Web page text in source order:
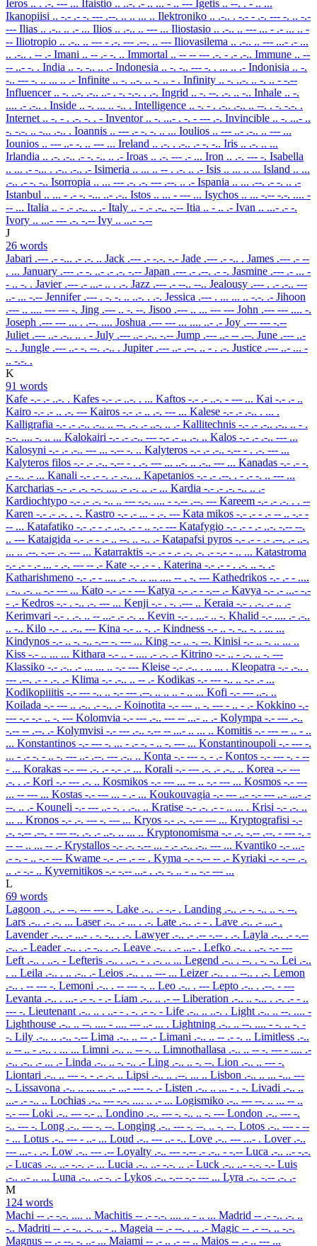
Ieros .. . .-. --- ... Ifaistio .. ..-. .- .. ... - .. --- Igetis .. --. . - .. ...
Ikanopiisi .. -.- .- -. --- .--. .. .. ... .. Ilektroniko .. .-.. . -.- - .-. --- -. .. -.-
--- Ilias .. .-.. .. .- ... Ilios .. .-.. .. --- ... Iliostasio .. .-.. .. --- ... - .- ... .. -
-- Iliotropio .. .-.. .. --- - .-. --- .--. .. --- Iliovasilema .. .-.. .. --- ...- .- ...
.. .-.. . -- .- Imani .. -- .- -. .. Immortal .. -- -- --- .-. - .- .-.. Immune .. --
-- ..- -. . India .. -. -.. .. .- Indonesia .. -. -.. --- -. . ... .. .- Indonisia .. -.
-.. --- -. .. ... .. .- Infinite .. -. ..-. .. -. .. - . Infinity .. -. ..-. .. -. .. - -.--
Influencer .. -. ..-. .-.. ..- . -. -.-. . .-. Ingrid .. -. --. .-. .. -.. Inhale .. -.
.... .- .-.. . Inside .. -. ... .. -.. . Intelligence .. -. - . .-.. .-.. .. --. . -. -.-. .
Internet .. -. - . .-. -. . - Inventor .. -. ...- . -. - --- .-. Invincible .. -. ...- ..
-. -.-. .. -... .-.. . Ioannis .. --- .- -. -. .. ... Ioulios .. --- ..- .-.. .. --- ...
Iounios .. --- ..- -. .. --- ... Ireland .. .-. . .-.. .- -. -.. Iris .. .-. .. ...
Irlandia .. .-. .-.. .- -. -.. .. .- Iroas .. .-. --- .- ... Iron .. .-. --- -. Isabella
.. ... .- -... . .-.. .-.. .- Isimeria .. ... .. -- . .-. .. .- Isis .. ... .. ... Island .. ...
.-.. .- -. -.. Isorropia .. ... --- .-. .-. --- .--. .. .- Ispania .. ... .--. .- -. .. .-
Istanbul .. ... - .- -. -... ..- .-.. Istos .. ... - --- ... Isychos .. ... -.-- -.-. .... -
-- ... Italia .. - .- .-.. .. .- Italy .. - .- .-.. -.-- Itia .. - .. .- Ivan .. ...- .- -.
Ivory .. ...- --- .-. -.-- Ivy .. ...- -.--
J
26 words
Jabari .--- .- -... .- .-. .. Jack .--- .- -.-. -.- Jade .--- .- -.. . James .--- .- --
. ... January .--- .- -. ..- .- .-. -.-- Japan .--- .- .--. .- -. Jasmine .--- .- ... -
- .. -. . Javier .--- .- ...- .. . .-. Jazz .--- .- --.. --.. Jealousy .--- . .- .-.. ---
..- ... -.-- Jennifer .--- . -. -. .. ..-. . .-. Jessica .--- . ... ... .. -.-. .- Jihoon
.--- .. .... --- --- -. Jing .--- .. -. --. Jisoo .--- .. ... --- --- John .--- --- .... -.
Joseph .--- --- ... . .--. .... Joshua .--- --- ... .... ..- .- Joy .--- --- -.--
Juliet .--- ..- .-.. .. . - July .--- ..- .-.. -.-- Jump .--- ..- -- .--. June .--- ..-
-. . Jungle .--- ..- -. --. .-.. . Jupiter .--- ..- .--. .. - . .-. Justice .--- ..- ... -
.. -.-. .
K
91 words
Kafe -.- .- ..-. . Kafes -.- .- ..-. . ... Kaftos -.- .- ..-. - --- ... Kai -.- .- ..
Kairo -.- .- .. .-. --- Kairos -.- .- .. .-. --- ... Kalese -.- .- .-.. . ... .
Kalligrafia -.- .- .-.. .-.. .. --. .-. .- ..-. .. .- Kallitechnis -.- .- .-.. .-.. .. - .
-.-. .... -. .. ... Kalokairi -.- .- .-.. --- -.- .- .. .-. .. Kalos -.- .- .-.. --- ...
Kalosyni -.- .- .-.. --- ... -.-- -. .. Kalyteros -.- .- .-.. -.-- - . .-. --- ...
Kalyteros filos -.- .- .-.. -.-- - . .-. --- ... ..-. .. .-.. --- ... Kanadas -.- .- -.
.- -.. .- ... Kanali -.- .- -. .- .-.. .. Kapetanios -.- .- .--. . - .- -. .. --- ...
Karcharias -.- .- .-. -.-. .... .- .-. .. .- ... Kardia -.- .- .-. -.. .. .-
Kardiochtypo -.- .- .-. -.. .. --- -.-. .... - -.-- .--. --- Kareem -.- .- .-. . . --
Karen -.- .- .-. . -. Kastro -.- .- ... - .-. --- Kata mikos -.- .- - .- -- .. -.- -
-- ... Katafatiko -.- .- - .- ..-. .- - .. -.- --- Katafygio -.- .- - .- ..-. -.-- --.
.. --- Kataigida -.- .- - .- .. --. .. -.. .- Katapafsi pyros -.- .- - .- .--. .- ..-.
... .. .--. -.-- .-. --- ... Katarraktis -.- .- - .- .-. .-. .- -.- - .. ... Katastroma
-.- .- - .- ... - .-. --- -- .- Kate -.- .- - . Katerina -.- .- - . .-. .. -. .-
Katharishmeno -.- .- - .... .- .-. .. ... .... -- . -. --- Kathedrikos -.- .- - ....
. -.. .-. .. -.- --- ... Kato -.- .- - --- Katya -.- .- - -.-- .- Kavya -.- .- ...- -.-
- .- Kedros -.- . -.. .-. --- ... Kenji -.- . -. .--- .. Keraia -.- . .-. .- .. .-
Kerimvari -.- . .-. .. -- ...- .- .-. .. Kevin -.- . ...- .. -. Khalid -.- .... .- .-..
.. -.. Kilo -.- .. .-.. --- Kina -.- .. -. .- Kindness -.- .. -. -.. -. . ... ...
Kindynos -.- .. -. -.. -.-- -. --- ... King -.- .. -. --. Kinisi -.- .. -. .. ... ..
Kiss -.- .. ... ... Kithara -.- .. - .... .- .-. .- Kitrino -.- .. - .-. .. -. ---
Klassiko -.- .-.. .- ... ... .. -.- --- Kleise -.- .-.. . .. ... . Kleopatra -.- .-.. .
--- .--. .- - .-. .- Klima -.- .-.. .. -- .- Kodikas -.- --- -.. .. -.- .- ...
Kodikopiiitis -.- --- -.. .. -.- --- .--. .. .. .. - .. ... Kofi -.- --- ..-. ..
Koilada -.- --- .. .-.. .- -.. .- Koinotita -.- --- .. -. --- - .. - .- Kokkino -.-
--- -.- -.- .. -. --- Kolomvia -.- --- .-.. --- -- ...- .. .- Kolympa -.- --- .-..
-.-- -- .--. .- Kolymvisi -.- --- .-.. -.-- -- ...- .. ... .. Komitis -.- --- -- .. - ..
... Konstantinos -.- --- -. ... - .- -. - .. -. --- ... Konstantinoupoli -.- --- -.
... - .- -. - .. -. --- ..- .--. --- .-.. .. Konta -.- --- -. - .- Kontos -.- --- -. - --
- ... Korakas -.- --- .-. .- -.- .- ... Korali -.- --- .-. .- .-.. .. Korea -.- ---
.-. . .- Kori -.- --- .-. .. Kosmikos -.- --- ... -- .. -.- --- ... Kosmos -.- ---
... -- --- ... Kostas -.- --- ... - .- ... Koukouvagia -.- --- ..- -.- --- ..- ...- .-
--. .. .- Kouneli -.- --- ..- -. . .-.. .. Kratise -.- .-. .- - .. ... . Krisi -.- .-. ..
... .. Kronos -.- .-. --- -. --- ... Kryos -.- .-. -.-- --- ... Kryptografisi -.-
.-. -.-- .--. - --- --. .-. .- ..-. .. ... .. Kryptonomisma -.- .-. -.-- .--. - --- -. -
-- -- .. ... -- .- Krystallos -.- .-. -.-- ... - .- .-.. .-.. --- ... Kvantiko -.- ...-
.- -. - .. -.- --- Kwame -.- .-- .- -- . Kyma -.- -.-- -- .- Kyriaki -.- -.-- .-.
.. .- -.- .. Kyvernitikos -.- -.-- ...- . .-. -. .. - .. -.- --- ...
L
69 words
Lagoon .-.. .- --. --- --- -. Lake .-.. .- -.- . Landing .-.. .- -. -.. .. -. --.
Lars .-.. .- .-. ... Laser .-.. .- ... . .-. Late .-.. .- - . Lave .-.. .- ...- .
Lavender .-.. .- ...- . -. -.. . .-. Lawyer .-.. .- .-- -.-- . .-. Layla .-.. .- -.--
.-.. .- Leader .-.. . .- -.. . .-. Leave .-.. . .- ...- . Lefko .-.. . ..-. -.- ---
Left .-.. . ..-. - Lefteris .-.. . ..-. - . .-. .. ... Legend .-.. . --. . -. -.. Lei .-..
. .. Leila .-.. . .. .-.. .- Leios .-.. . .. --- ... Leizer .-.. . .. --.. . .-. Lemon
.-.. . -- --- -. Lemoni .-.. . -- --- -. .. Leo .-.. . --- Lepto .-.. . .--. - ---
Levanta .-.. . ...- .- -. - .- Liam .-.. .. .- -- Liberation .-.. .. -... . .-. .- - ..
--- -. Lieutenant .-.. .. . ..- - . -. .- -. - Life .-.. .. ..-. . Light .-.. .. --. .... -
Lighthouse .-.. .. --. .... - .... --- ..- ... . Lightning .-.. .. --. .... - -. .. -. -
-. Lily .-.. .. .-.. -.-- Lima .-.. .. -- .- Limani .-.. .. -- .- -. .. Limitless .-..
.. -- .. - .-.. . ... ... Limni .-.. .. -- -. .. Limnothallasa .-.. .. -- -. --- - .... .-
.-.. .-.. .- ... .- Linda .-.. .. -. -.. .- Ling .-.. .. -. --. Lion .-.. .. --- -.
Liontari .-.. .. --- -. - .- .-. .. Lipsi .-.. .. .--. ... .. Lisbon .-.. .. ... -... ---
-. Lissavona .-.. .. ... ... .- ...- --- -. .- Listen .-.. .. ... - . -. Livadi .-.. ..
...- .- -.. .. Lochias .-.. --- -.-. .... .. .- ... Logismiko .-.. --- --. .. ... -- ..
-.- --- Loki .-.. --- -.- .. Londino .-.. --- -. -.. .. -. --- London .-.. --- -.
-.. --- -. Long .-.. --- -. --. Longing .-.. --- -. --. .. -. --. Lotos .-.. --- - --
- ... Lotus .-.. --- - ..- ... Loud .-.. --- ..- -.. Love .-.. --- ...- . Lover .-..
--- ...- . .-. Low .-.. --- .-- Loyalty .-.. --- -.-- .- .-.. - -.-- Luca .-.. ..- -.-.
.- Lucas .-.. ..- -.-. .- ... Lucia .-.. ..- -.-. .. .- Luck .-.. ..- -.-. -.- Luis
.-.. ..- .. ... Luna .-.. ..- -. .- Lykos .-.. -.-- -.- --- ... Lyra .-.. -.-- .-. .-
M
124 words
Machi -- .- -.-. .... .. Machitis -- .- -.-. .... .. - .. ... Madrid -- .- -.. .-. ..
-.. Madriti -- .- -.. .-. .. - .. Mageia -- .- --. . .. .- Magic -- .- --. .. -.-.
Magnus -- .- --. -. ..- ... Maiami -- .- .. .- -- .. Maios -- .- .. --- ...